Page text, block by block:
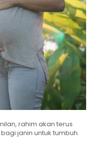
rahim akan terus
janin untuk tumbuh.